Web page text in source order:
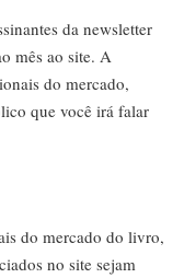
da newsletter
mês ao site. A
do mercado,
que você irá falar
do mercado do livro,
no site sejam